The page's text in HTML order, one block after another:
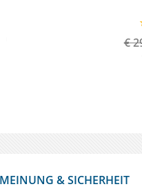
€ 26,911
MEINUNG & SICHERHEIT